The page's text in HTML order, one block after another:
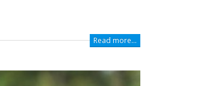
Read more...